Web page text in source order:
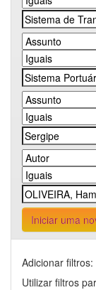
Iniciar uma
Adicionar filtros:
Utilizar filtros